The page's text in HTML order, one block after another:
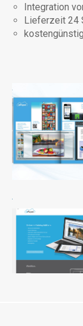
Integration
Lieferzeit 24
kostengünstig